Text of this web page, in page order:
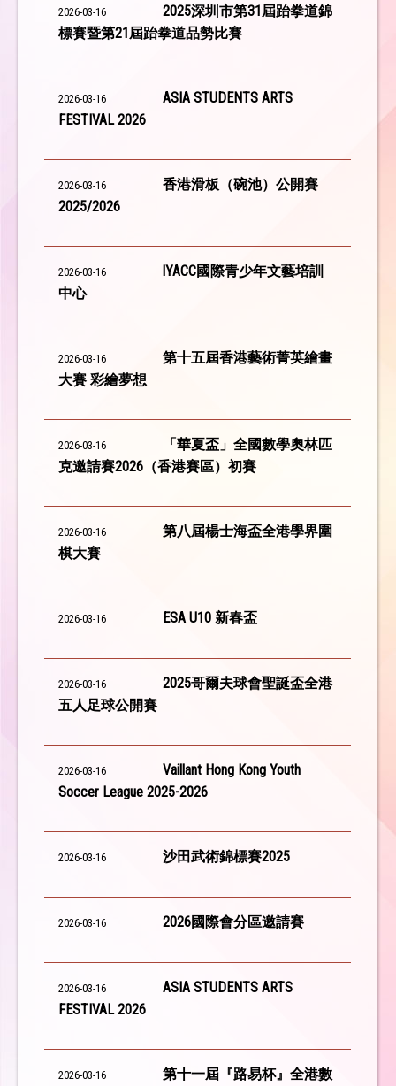
2026-03-16
2025深圳市第31屆跆拳道錦
標賽暨第21屆跆拳道品勢比賽
2026-03-16
ASIA STUDENTS ARTS
FESTIVAL 2026
2026-03-16
香港滑板（碗池）公開賽
2025/2026
2026-03-16
lYACC國際青少年文藝培訓
中心
2026-03-16
第十五屆香港藝術菁英繪畫
大賽 彩繪夢想
2026-03-16
「華夏盃」全國數學奧林匹
克邀請賽2026（香港賽區）初賽
2026-03-16
第八屆楊士海盃全港學界圍
棋大賽
2026-03-16 ESA U10 新春盃
2026-03-16
2025哥爾夫球會聖誕盃全港
五人足球公開賽
2026-03-16
Vaillant Hong Kong Youth
Soccer League 2025-2026
2026-03-16 沙田武術錦標賽2025
2026-03-16 2026國際會分區邀請賽
2026-03-16
ASIA STUDENTS ARTS
FESTIVAL 2026
2026-03-16
第十一屆『路易杯』全港數